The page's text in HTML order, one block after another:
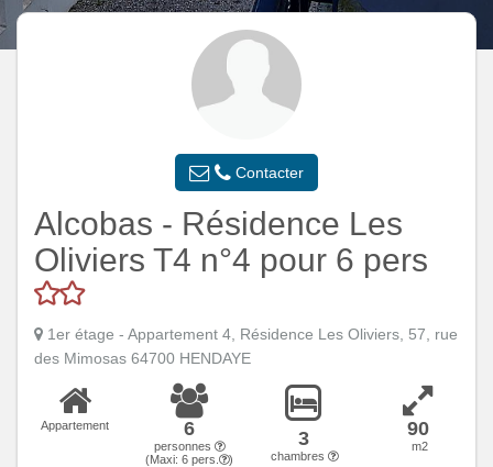
Contacter
Alcobas - Résidence Les
Oliviers T4 n°4 pour 6 pers
1er étage - Appartement 4, Résidence Les Oliviers, 57, rue
des Mimosas 64700 HENDAYE
Appartement 6
personnes
(Maxi: 6 pers. )
3
chambres
90
m2